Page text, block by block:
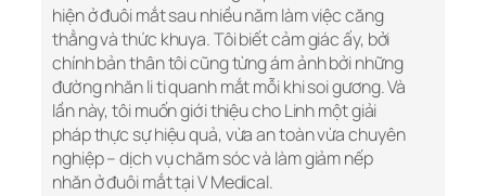
hiện ở đuôi mắt sau nhiều năm làm việc căng
thẳng và thức khuya. Tôi biết cảm giác ấy, bởi
chính bản thân tôi cũng từng ám ảnh bởi những
đường nhăn li ti quanh mắt mỗi khi soi gương. Và
lần này, tôi muốn giới thiệu cho Linh một giải
pháp thực sự hiệu quả, vừa an toàn vừa chuyên
nghiệp – dịch vụ chăm sóc và làm giảm nếp
nhăn ở đuôi mắt tại V Medical.